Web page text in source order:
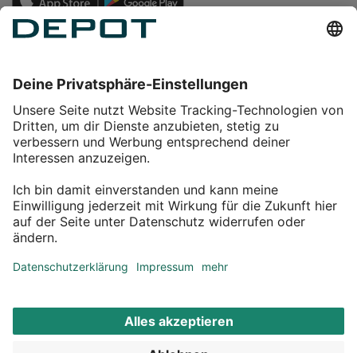
Service
Über DEPOT
Kontakt
Aktionsbedingungen